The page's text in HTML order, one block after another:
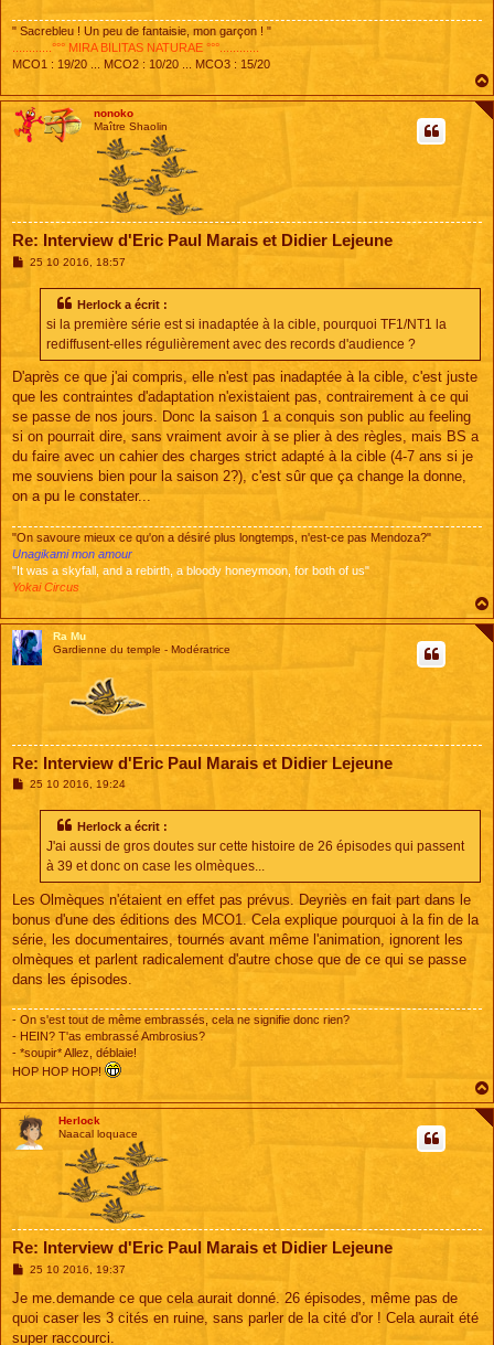
" Sacrebleu ! Un peu de fantaisie, mon garçon ! "
............°°° MIRA BILITAS NATURAE °°°............
MCO1 : 19/20 ... MCO2 : 10/20 ... MCO3 : 15/20
nonoko
Maître Shaolin
Re: Interview d'Eric Paul Marais et Didier Lejeune
M25 10 2016, 18:57
Herlock a écrit :
si la première série est si inadaptée à la cible, pourquoi TF1/NT1 la
rediffusent-elles régulièrement avec des records d'audience ?
D'après ce que j'ai compris, elle n'est pas inadaptée à la cible, c'est juste
que les contraintes d'adaptation n'existaient pas, contrairement à ce qui
se passe de nos jours. Donc la saison 1 a conquis son public au feeling
si on pourrait dire, sans vraiment avoir à se plier à des règles, mais BS a
du faire avec un cahier des charges strict adapté à la cible (4-7 ans si je
me souviens bien pour la saison 2?), c'est sûr que ça change la donne,
on a pu le constater...
"On savoure mieux ce qu'on a désiré plus longtemps, n'est-ce pas Mendoza?"
Unagikami mon amour
"It was a skyfall, and a rebirth, a bloody honeymoon, for both of us"
Yokai Circus
Ra Mu
Gardienne du temple - Modératrice
Re: Interview d'Eric Paul Marais et Didier Lejeune
M25 10 2016, 19:24
Herlock a écrit :
J'ai aussi de gros doutes sur cette histoire de 26 épisodes qui passent
à 39 et donc on case les olmèques...
Les Olmèques n'étaient en effet pas prévus. Deyriès en fait part dans le
bonus d'une des éditions des MCO1. Cela explique pourquoi à la fin de la
série, les documentaires, tournés avant même l'animation, ignorent les
olmèques et parlent radicalement d'autre chose que de ce qui se passe
dans les épisodes.
- On s'est tout de même embrassés, cela ne signifie donc rien?
- HEIN? T'as embrassé Ambrosius?
- *soupir* Allez, déblaie!
HOP HOP HOP!
Herlock
Naacal loquace
Re: Interview d'Eric Paul Marais et Didier Lejeune
M
s
a
g
25 10 2016, 19:37
Je me.demande ce que cela aurait donné. 26 épisodes, même pas de
quoi caser les 3 cités en ruine, sans parler de la cité d'or ! Cela aurait été
super raccourci.